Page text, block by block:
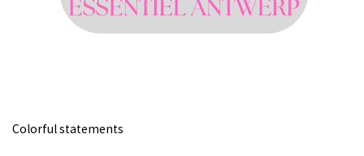
Colorful statements